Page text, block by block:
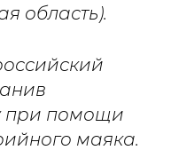
область).
при помощи
маяка.